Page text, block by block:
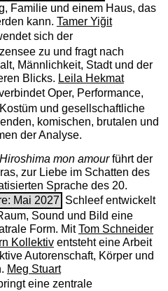
Familie und einem Haus, das
kann. Tamer Yiğit
sich der
zu und fragt nach
Männlichkeit, Stadt und der
Blicks. Leila Hekmat
Oper, Performance,
und gesellschaftliche
komischen, brutalen und
der Analyse.
Hiroshima mon amourführt der
zur Liebe im Schatten des
Sprache des 20.
Mai 2027 Schleef entwickelt
Sound und Bild eine
Form. MitTom Schneider
Kollektiventsteht eine Arbeit
Autorenschaft, Körper und
Meg Stuart
eine zentrale